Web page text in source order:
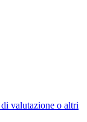
valutazione o altri